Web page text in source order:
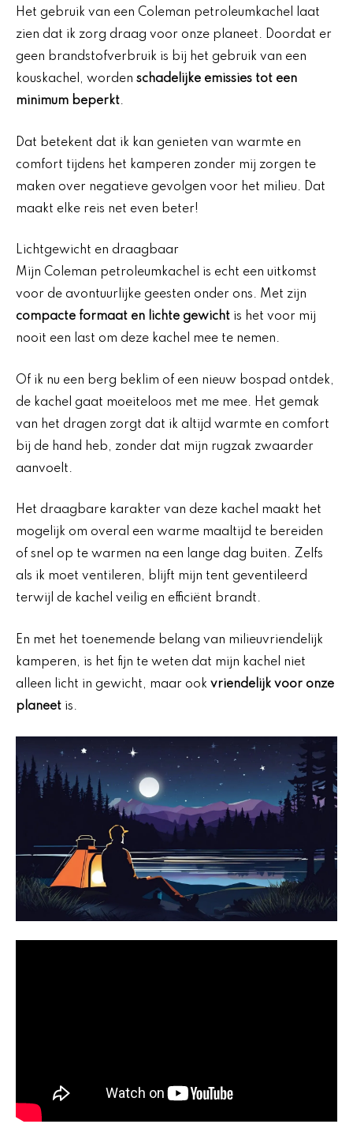
Het gebruik van een Coleman petroleumkachel laat
zien dat ik zorg draag voor onze planeet. Doordat er
geen brandstofverbruik is bij het gebruik van een
kouskachel, worden schadelijke emissies tot een
minimum beperkt.
Dat betekent dat ik kan genieten van warmte en
comfort tijdens het kamperen zonder mij zorgen te
maken over negatieve gevolgen voor het milieu. Dat
maakt elke reis net even beter!
Lichtgewicht en draagbaar
Mijn Coleman petroleumkachel is echt een uitkomst
voor de avontuurlijke geesten onder ons. Met zijn
compacte formaat en lichte gewicht is het voor mij
nooit een last om deze kachel mee te nemen.
Of ik nu een berg beklim of een nieuw bospad ontdek,
de kachel gaat moeiteloos met me mee. Het gemak
van het dragen zorgt dat ik altijd warmte en comfort
bij de hand heb, zonder dat mijn rugzak zwaarder
aanvoelt.
Het draagbare karakter van deze kachel maakt het
mogelijk om overal een warme maaltijd te bereiden
of snel op te warmen na een lange dag buiten. Zelfs
als ik moet ventileren, blijft mijn tent geventileerd
terwijl de kachel veilig en efficiënt brandt.
En met het toenemende belang van milieuvriendelijk
kamperen, is het fijn te weten dat mijn kachel niet
alleen licht in gewicht, maar ook vriendelijk voor onze
planeet is.